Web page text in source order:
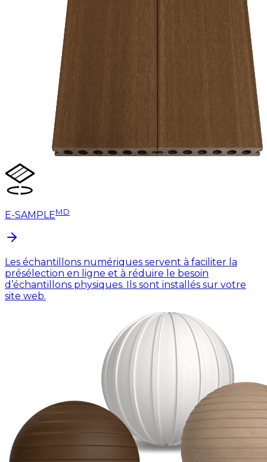
E-SAMPLEMD
Les échantillons numériques servent à faciliter la
présélection en ligne et à réduire le besoin
d’échantillons physiques. Ils sont installés sur votre
site web.